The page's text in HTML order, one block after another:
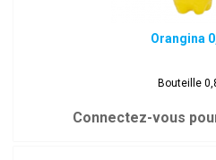
Orangina
Bouteille
Connectez-vous